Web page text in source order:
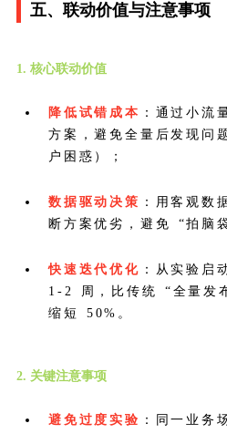
五、联动价值与注意事项
1. 核心联动价值
降低试错成本 ：通过小流
方案，避免全量后发现问
户困惑）；
数据驱动决策 ：用客观数
断方案优劣，避免 “拍脑
快速迭代优化 ：从实验启
1-2 周，比传统 “全量发
缩短 50%。
2. 关键注意事项
避免过度实验 ：同一业务